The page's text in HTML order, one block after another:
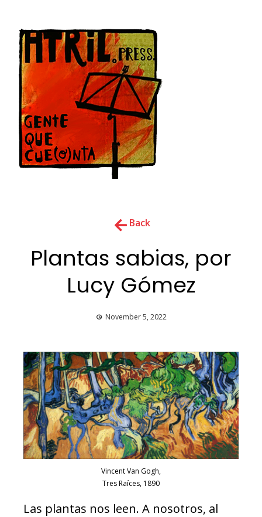
Back
Plantas sabias, por
Lucy Gómez
November 5, 2022
Vincent Van Gogh,
Tres Raíces, 1890
Las plantas nos leen. A nosotros, al